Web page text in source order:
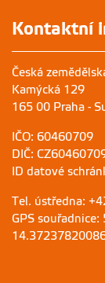
Kontaktní
Česká
Kamýcká 129
165 00 Praha -
IČO: 60460709
DIČ:
ID datové
Tel. ústředna:
GPS